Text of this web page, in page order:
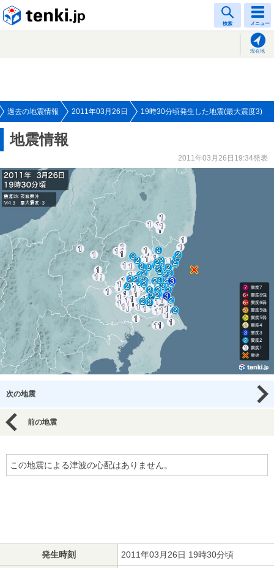
検索 メニュー
現在地
過去の地震情報 2011年03月26日 19時30分頃発生した地震(最大震度3)
地震情報
2011年03月26日19:34発表
次の地震
前の地震
この地震による津波の心配はありません。
発生時刻 2011年03月26日 19時30分頃